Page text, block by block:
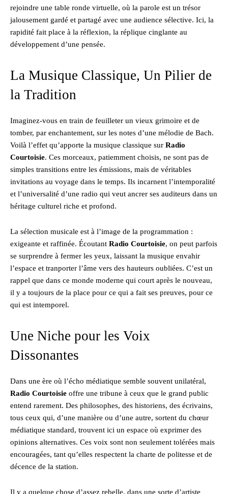
rejoindre une table ronde virtuelle, où la parole est un trésor
jalousement gardé et partagé avec une audience sélective. Ici, la
rapidité fait place à la réflexion, la réplique cinglante au
développement d’une pensée.
La Musique Classique, Un Pilier de
la Tradition
Imaginez-vous en train de feuilleter un vieux grimoire et de
tomber, par enchantement, sur les notes d’une mélodie de Bach.
Voilà l’effet qu’apporte la musique classique sur Radio
Courtoisie. Ces morceaux, patiemment choisis, ne sont pas de
simples transitions entre les émissions, mais de véritables
invitations au voyage dans le temps. Ils incarnent l’intemporalité
et l’universalité d’une radio qui veut ancrer ses auditeurs dans un
héritage culturel riche et profond.
La sélection musicale est à l’image de la programmation :
exigeante et raffinée. Écoutant Radio Courtoisie, on peut parfois
se surprendre à fermer les yeux, laissant la musique envahir
l’espace et tranporter l’âme vers des hauteurs oubliées. C’est un
rappel que dans ce monde moderne qui court après le nouveau,
il y a toujours de la place pour ce qui a fait ses preuves, pour ce
qui est intemporel.
Une Niche pour les Voix
Dissonantes
Dans une ère où l’écho médiatique semble souvent unilatéral,
Radio Courtoisie offre une tribune à ceux que le grand public
entend rarement. Des philosophes, des historiens, des écrivains,
tous ceux qui, d’une manière ou d’une autre, sortent du chœur
médiatique standard, trouvent ici un espace où exprimer des
opinions alternatives. Ces voix sont non seulement tolérées mais
encouragées, tant qu’elles respectent la charte de politesse et de
décence de la station.
Il y a quelque chose d’assez rebelle, dans une sorte d’artiste